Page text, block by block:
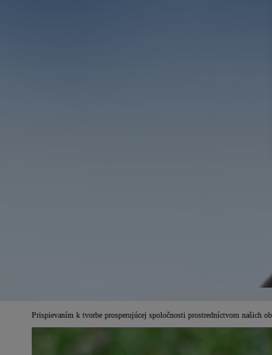
Prispievaním k tvorbe prosperujúcej spoločnosti prostredníctvom našich